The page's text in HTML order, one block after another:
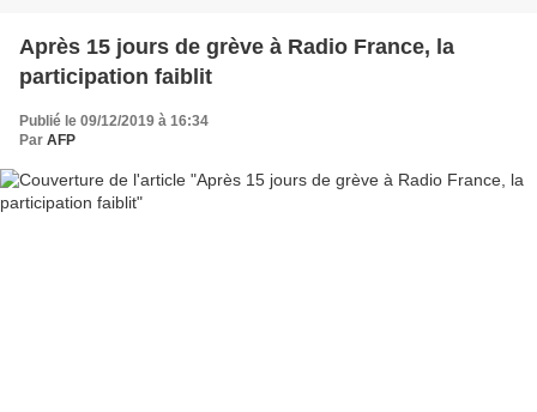
Après 15 jours de grève à Radio France, la
participation faiblit
Publié le 09/12/2019 à 16:34
Par AFP